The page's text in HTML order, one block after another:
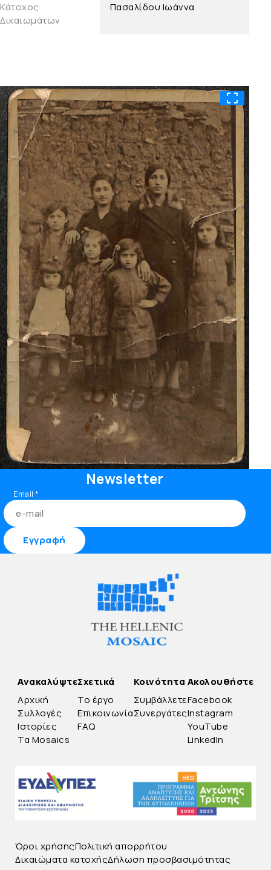
Κάτοχος
Δικαιωμάτων
Πασαλίδου Ιωάννα
Newsletter
Email*
Ανακαλύψτε
Αρχική
Συλλογές
Ιστορίες
Τα Mosaics
Σχετικά
Το έργο
Επικοινωνία
FAQ
Κοινότητα
Συμβάλλετε
Συνεργάτες
Ακολουθήστε
Facebook
Instagram
YouTube
LinkedIn
Όροι χρήσηςΠολιτική απορρήτου
Δικαιώματα κατοχήςΔήλωση προσβασιμότητας